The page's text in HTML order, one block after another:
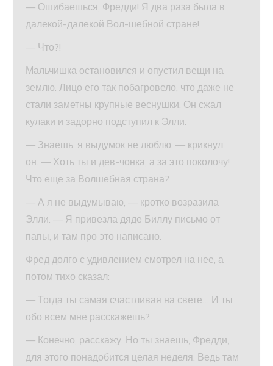
— Ошибаешься, Фредди! Я два раза была в
далекой-далекой Вол-шебной стране!
— Что?!
Мальчишка остановился и опустил вещи на
землю. Лицо его так побагровело, что даже не
стали заметны крупные веснушки. Он сжал
кулаки и задорно подступил к Элли.
— Знаешь, я выдумок не люблю, — крикнул
он. — Хоть ты и дев-чонка, а за это поколочу!
Что еще за Волшебная страна?
— А я не выдумываю, — кротко возразила
Элли. — Я привезла дяде Биллу письмо от
папы, и там про это написано.
Фред долго с удивлением смотрел на нее, а
потом тихо сказал:
— Тогда ты самая счастливая на свете… И ты
обо всем мне расскажешь?
— Конечно, расскажу. Но ты знаешь, Фредди,
для этого понадобится целая неделя. Ведь там